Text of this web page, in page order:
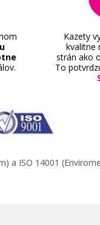
Variety Pack,
(VP-101)
do košíka
Kazety
kvalitne
strán ako
To
a ISO 14001